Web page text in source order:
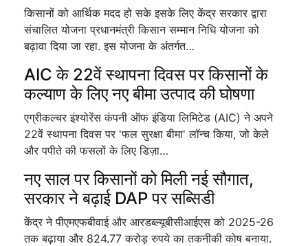
किसानों को आर्थिक मदद हो सके इसके लिए केंद्र सरकार द्वारा
संचालित योजना प्रधानमंत्री किसान सम्मान निधि योजना को
बढ़ावा दिया जा रहा. इस योजना के अंतर्गत…
AIC के 22वें स्थापना दिवस पर किसानों के
कल्याण के लिए नए बीमा उत्पाद की घोषणा
एग्रीकल्चर इंश्योरेंस कंपनी ऑफ इंडिया लिमिटेड (AIC) ने अपने
22वें स्थापना दिवस पर 'फल सुरक्षा बीमा' लॉन्च किया, जो केले
और पपीते की फसलों के लिए डिज़ा…
नए साल पर किसानों को मिली नई सौगात,
सरकार ने बढ़ाई DAP पर सब्सिडी
केंद्र ने पीएमएफबीवाई और आरडब्ल्यूबीसीआईएस को 2025-26
तक बढ़ाया और 824.77 करोड़ रुपये का तकनीकी कोष बनाया.